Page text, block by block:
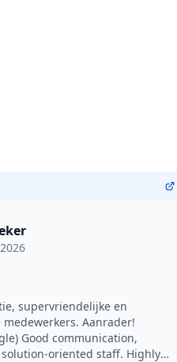
supervriendelijke en
Aanrader!
Good communication,
oriented staff. Highly